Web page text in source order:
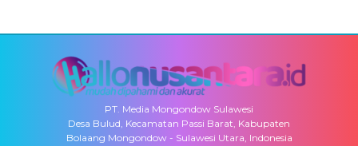
PT. Media Mongondow Sulawesi
Desa Bulud, Kecamatan Passi Barat, Kabupaten
Bolaang Mongondow - Sulawesi Utara, Indonesia